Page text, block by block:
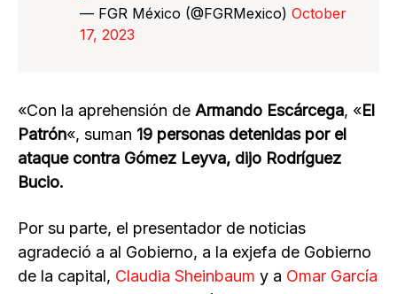
— FGR México (@FGRMexico) October
17, 2023
«Con la aprehensión de Armando Escárcega, «El
Patrón«, suman 19 personas detenidas por el
ataque contra Gómez Leyva, dijo Rodríguez
Bucio.
Por su parte, el presentador de noticias
agradeció a al Gobierno, a la exjefa de Gobierno
de la capital, Claudia Sheinbaum y a Omar García